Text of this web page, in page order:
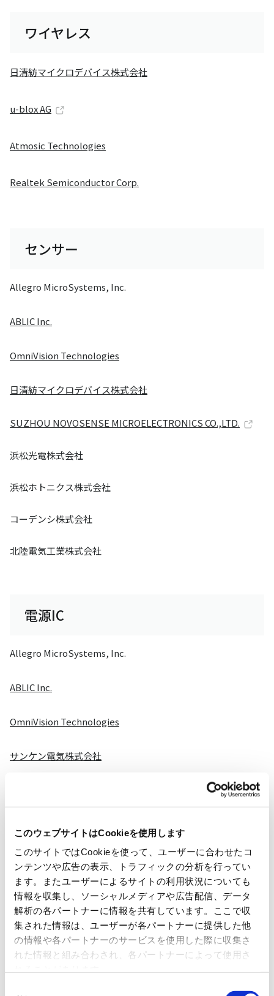
このウェブサイトはCookieを使用します
このサイトではCookieを使って、ユーザーに合わせたコ
ンテンツや広告の表示、トラフィックの分析を行ってい
ます。またユーザーによるサイトの利用状況についても
情報を収集し、ソーシャルメディアや広告配信、データ
解析の各パートナーに情報を共有しています。ここで収
集された情報は、ユーザーが各パートナーに提供した他
の情報や各パートナーのサービスを使用した際に収集さ
れた情報と組み合わされ、各パートナーによって使用さ
ワイヤレス
日清紡マイクロデバイス株式会社
u-blox AG
Atmosic Technologies
Realtek Semiconductor Corp.
センサー
Allegro MicroSystems, Inc.
ABLIC Inc.
OmniVision Technologies
日清紡マイクロデバイス株式会社
SUZHOU NOVOSENSE MICROELECTRONICS CO.,LTD.
浜松光電株式会社
浜松ホトニクス株式会社
コーデンシ株式会社
北陸電気工業株式会社
電源IC
Allegro MicroSystems, Inc.
ABLIC Inc.
OmniVision Technologies
サンケン電気株式会社
Vishay Intertechnology,Inc.
イサハヤ電子株式会社
アナログ